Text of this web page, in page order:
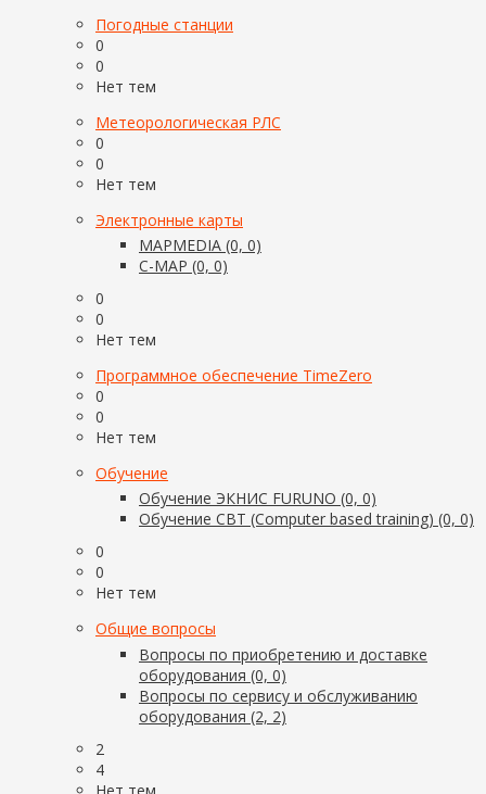
Погодные станции
0
0
Нет тем
Метеорологическая РЛС
0
0
Нет тем
Электронные карты
MAPMEDIA (0, 0)
C-MAP (0, 0)
0
0
Нет тем
Программное обеспечение TimeZero
0
0
Нет тем
Обучение
Обучение ЭКНИС FURUNO (0, 0)
Обучение CBT (Computer based training) (0, 0)
0
0
Нет тем
Общие вопросы
Вопросы по приобретению и доставке
оборудования (0, 0)
Вопросы по сервису и обслуживанию
оборудования (2, 2)
2
4